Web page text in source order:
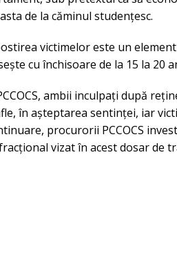
de la căminul studențesc.
victimelor este un
cu închisoare de la 15 la 20
ambii inculpați după
în așteptarea sentinței, iar
procurorii PCCOCS
vizat în acest dosar de